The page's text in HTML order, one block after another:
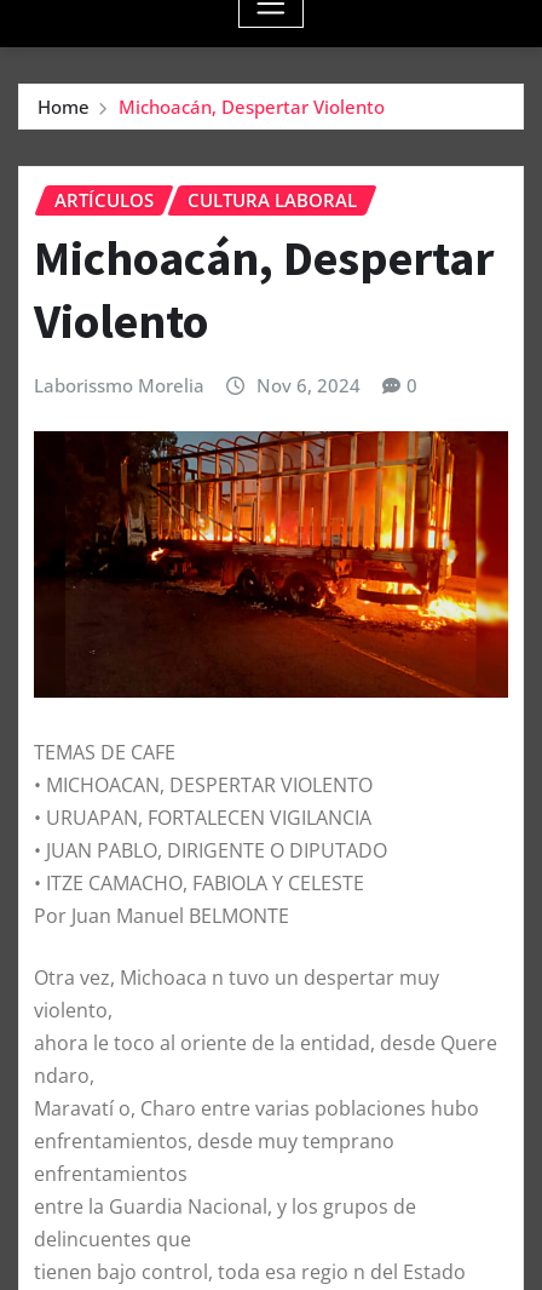
Home Michoacán, Despertar Violento
ARTÍCULOS CULTURA LABORAL
Michoacán, Despertar
Violento
Laborissmo Morelia Nov 6, 2024 0
TEMAS DE CAFE
• MICHOACAN, DESPERTAR VIOLENTO
• URUAPAN, FORTALECEN VIGILANCIA
• JUAN PABLO, DIRIGENTE O DIPUTADO
• ITZE CAMACHO, FABIOLA Y CELESTE
Por Juan Manuel BELMONTE
Otra vez, Michoaca n tuvo un despertar muy
violento,
ahora le toco al oriente de la entidad, desde Quere
ndaro,
Maravatí o, Charo entre varias poblaciones hubo
enfrentamientos, desde muy temprano
enfrentamientos
entre la Guardia Nacional, y los grupos de
delincuentes que
tienen bajo control, toda esa regio n del Estado